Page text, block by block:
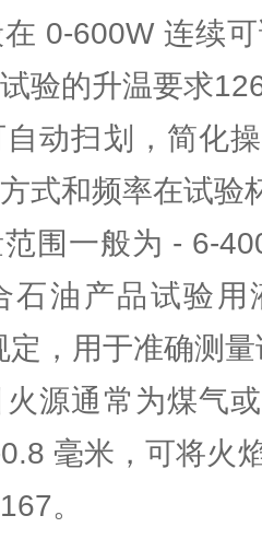
0-600W 连续
验的升温要求
动扫划，简化
式和频率在试验
范围一般为 - 6-
石油产品试验用
，用于准确测
火源通常为煤气
毫米，可将火
。